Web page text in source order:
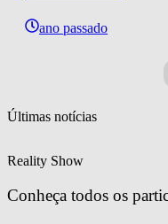
ano passado
Últimas notícias
Reality Show
Conheça todos os